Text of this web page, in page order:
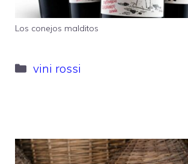
Los conejos malditos
Categorie
vini rossi